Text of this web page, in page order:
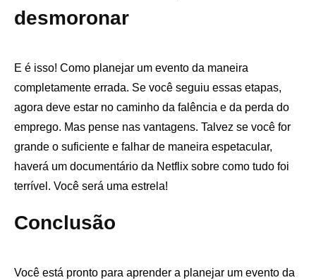
desmoronar
E é isso! Como planejar um evento da maneira
completamente errada. Se você seguiu essas etapas,
agora deve estar no caminho da falência e da perda do
emprego. Mas pense nas vantagens. Talvez se você for
grande o suficiente e falhar de maneira espetacular,
haverá um documentário da Netflix sobre como tudo foi
terrível. Você será uma estrela!
Conclusão
Você está pronto para aprender a planejar um evento da